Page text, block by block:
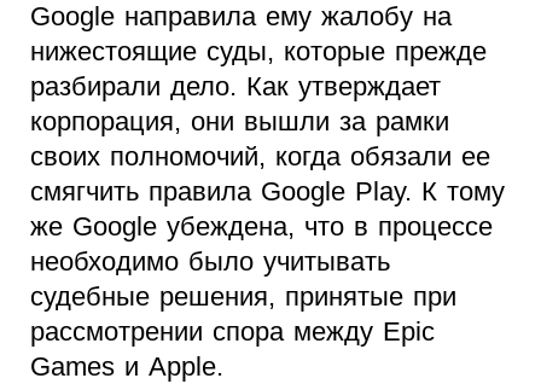
Google направила ему жалобу на
нижестоящие суды, которые прежде
разбирали дело. Как утверждает
корпорация, они вышли за рамки
своих полномочий, когда обязали ее
смягчить правила Google Play. К тому
же Google убеждена, что в процессе
необходимо было учитывать
судебные решения, принятые при
рассмотрении спора между Epic
Games и Apple.